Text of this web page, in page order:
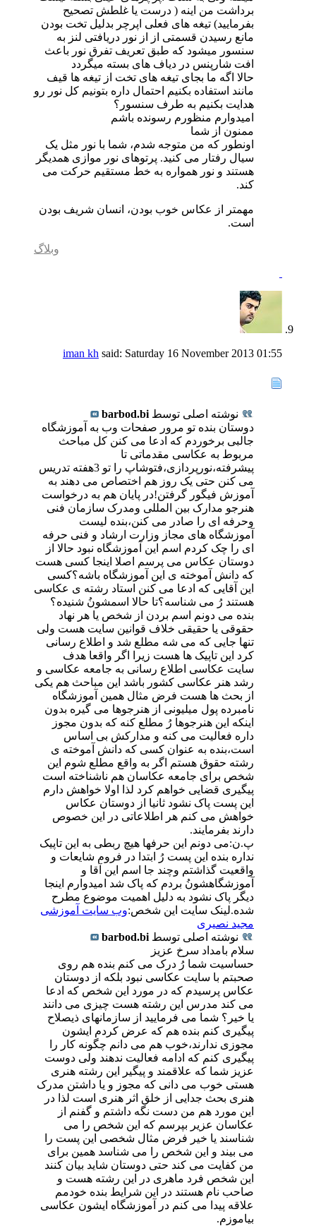
برداشت من اینه ( درست یا غلطش تصحیح
بفرمایید) تیغه های فعلی اپرچر بدلیل تخت بودن
مانع رسیدن قسمتی از از نور دریافتی لنز به
سنسور میشود که طبق تعریف تفرق نور باعث
افت شارپنس در دیاف های بسته میگردد
حالا اگه ما بجای تیغه های تخت از تیغه ها قیف
مانند استفاده بکنیم احتمال داره بتونیم کل نور رو
هدایت بکنیم به طرف سنسور؟
امیدوارم منظورم رسونده باشم
ممنون از شما
اونطور که من متوجه شدم، شما با نور مثل یک
سیال رفتار می کنید. پرتوهای نور موازی همدیگر
هستند و نور همواره به خط مستقیم حرکت می
کند.
مهمتر از عکاس خوب بودن، انسان شریف بودن
است.
وبلاگ
iman kh said: Saturday 16 November 2013 01:55
نوشته اصلی توسط barbod.bi
دوستان بنده تو مرور صفحات وب به آموزشگاه
جالبی برخوردم که ادعا می کنن کل مباحث
مربوط به عکاسی مقدماتی تا
پیشرفته،نورپردازی،فتوشاپ را تو 3هفته تدریس
می کنن حتی یک روز هم اختصاص می دهند به
آموزش فیگور گرفتن!در پایان هم به درخواست
هنرجو مدارک بین المللی ومدرک سازمان فنی
وحرفه ای را صادر می کنن،بنده لیست
آموزشگاه های مجاز وزارت ارشاد و فنی حرفه
ای را چک کردم اسم این آموزشگاه نبود حالا از
دوستان عکاس می پرسم اصلا اینجا کسی هست
که دانش آموخته ی این آموزشگاه باشه؟کسی
این آقایی که ادعا می کنن استاد رشته ی عکاسی
هستند رُ می شناسه؟تا حالا اسمشونُ شنیده؟
بنده می دونم اسم بردن از شخص یا هر نهاد
حقوقی یا حقیقی خلاف قوانین سایت هست ولی
تنها جایی که می شه مطلع شد و اطلاع رسانی
کرد این تاپیک ها هست زیرا اگر واقعا هدف
سایت عکاسی اطلاع رسانی به جامعه عکاسی و
رشد هنر عکاسی کشور باشد این مباحث هم یکی
از بحث ها هست فرض مثال همین آموزشگاه
نامبرده پول میلیونی از هنرجوها می گیره بدون
اینکه این هنرجوها رُ مطلع کنه که بدون مجوز
داره فعالیت می کنه و مدارکش بی اساس
است،بنده به عنوان کسی که دانش آموخته ی
رشته حقوق هستم اگر به واقع مطلع شوم این
شخص برای جامعه عکاسان هم ناشناخته است
پیگیری قضایی خواهم کرد لذا اولا خواهش دارم
این پست پاک نشود ثانیا از دوستان عکاس
خواهش می کنم هر اطلاعاتی در این خصوص
دارند بفرمایند.
پ.ن:می دونم این حرفها هیچ ربطی به این تاپیک
نداره بنده این پست رُ ابتدا در فروم شایعات و
واقعیت گذاشتم وچند جا اسم این آقا و
آموزشگاهشونُ بردم که پاک شد امیدوارم اینجا
دیگر پاک نشود به دلیل اهمیت موضوع مطرح
شده.لینک سایت این شخص:وب سایت آموزشی
مجید نصیری
نوشته اصلی توسط barbod.bi
سلام بامداد سرخ عزیز
حساسیت شما رُ درک می کنم بنده هم روی
صحبتم با سایت عکاسی نبود بلکه از دوستان
عکاس پرسیدم که در مورد این شخص که ادعا
می کند مدرس این رشته هست چیزی می دانند
یا خیر؟ شما می فرمایید از سازمانهای ذیصلاح
پیگیری کنم بنده هم که عرض کردم ایشون
مجوزی ندارند،خوب هم می دانم چگونه کار را
پیگیری کنم که ادامه فعالیت ندهند ولی دوست
عزیز شما که علاقمند و پیگیر این رشته هنری
هستی خوب می دانی که مجوز و یا داشتن مدرک
هنری بحث جدایی از خلق اثر هنری است لذا در
این مورد هم من دست نگه داشتم و گفنم از
عکاسان عزیر بپرسم که این شخص را می
شناسند یا خیر فرض مثال شخصی این پست را
می بیند و این شخص را می شناسد همین برای
من کفایت می کند حتی دوستان شاید بیان کنند
این شخص فرد ماهری در این رشته هست و
صاحب نام هستند در این شرایط بنده خودمم
علاقه پیدا می کنم در آموزشگاه ایشون عکاسی
بیاموزم.